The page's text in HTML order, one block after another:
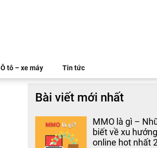
Ô tô – xe máy Tin tức
Bài viết mới nhất
MMO là gì –
biết về xu
online hot nhất